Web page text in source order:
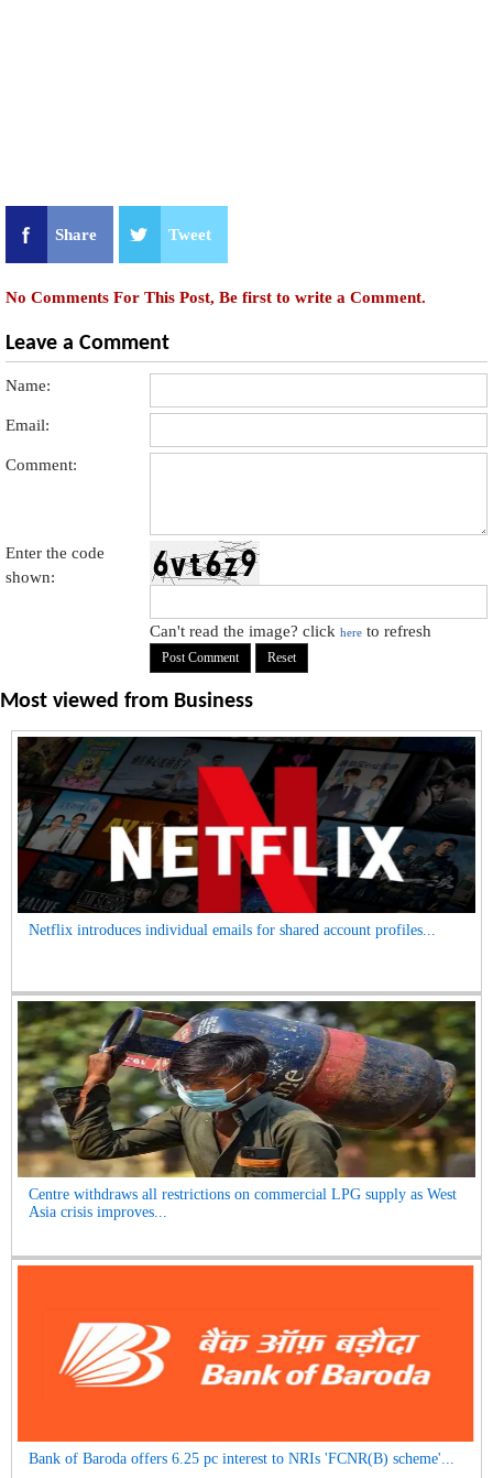
Share Tweet
No Comments For This Post, Be first to write a Comment.
Leave a Comment
Name:
Email:
Comment:
Enter the code
shown:
Can't read the image? clickhere to refresh
Most viewed from Business
Netflix introduces individual emails for shared account profiles...
Centre withdraws all restrictions on commercial LPG supply as West
Asia crisis improves...
Bank of Baroda offers 6.25 pc interest to NRIs 'FCNR(B) scheme'...